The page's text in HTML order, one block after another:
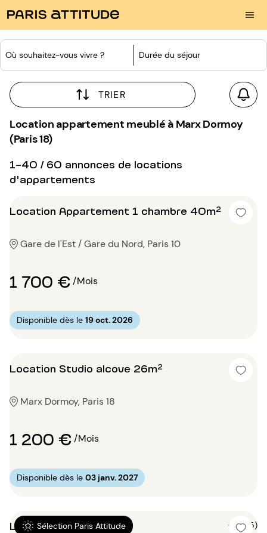
Où souhaitez-vous vivre ? Durée du séjour
TRIER
Location appartement meublé à Marx Dormoy
(Paris 18)
1-40 / 60 annonces de locations
d'appartements
Location Appartement 1 chambre 40m²
Gare de l'Est / Gare du Nord, Paris 10
1 700 €/Mois
Disponible dès le 19 oct. 2026
Location Studio alcove 26m²
Marx Dormoy, Paris 18
1 200 €/Mois
Disponible dès le 03 janv. 2027
Sélection Paris Attitude
Location Studio 15m² 5 (5)